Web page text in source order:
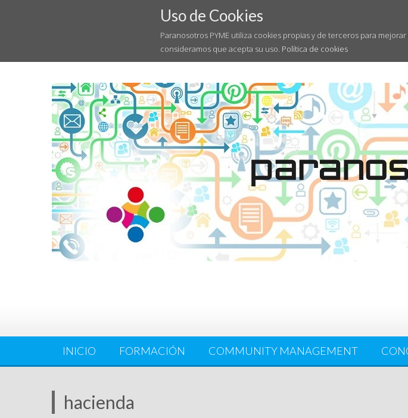
Uso de Cookies
Paranosotros PYME utiliza cookies propias y de terceros para
consideramos que acepta su uso. Política de cookies
INICIO FORMACIÓN COMMUNITY MANAGEMENT
hacienda